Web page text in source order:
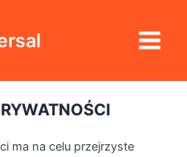
Menu
ma na celu przejrzyste